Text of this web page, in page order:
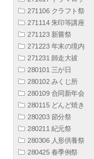
271106 クラフト祭
271114 朱印等講座
271123 新嘗祭
271223 年末の境内
271231 師走大祓
280101 三が日
280102 みくじ所
280109 合同新年会
280115 どんど焼き
280203 節分祭
280211 紀元祭
280306 人形供養祭
280425 春季例祭